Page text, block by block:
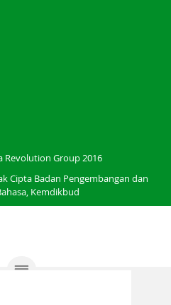
Group 2016
Cipta Badan Pengembangan dan
Kemdikbud